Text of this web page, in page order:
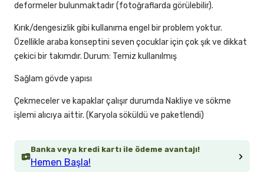
Banka veya kredi kartı ile ödeme avantajı!
Hemen Başla!
deformeler bulunmaktadır (fotoğraflarda görülebilir).
Kırık/dengesizlik gibi kullanıma engel bir problem yoktur.
Özellikle araba konseptini seven çocuklar için çok şık ve dikkat
çekici bir takımdır. Durum: Temiz kullanılmış
Sağlam gövde yapısı
Çekmeceler ve kapaklar çalışır durumda Nakliye ve sökme
işlemi alıcıya aittir. (Karyola söküldü ve paketlendi)